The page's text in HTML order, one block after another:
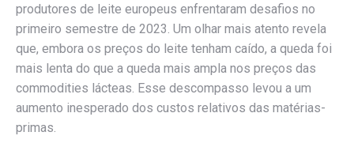
produtores de leite europeus enfrentaram desafios no
primeiro semestre de 2023. Um olhar mais atento revela
que, embora os preços do leite tenham caído, a queda foi
mais lenta do que a queda mais ampla nos preços das
commodities lácteas. Esse descompasso levou a um
aumento inesperado dos custos relativos das matérias-
primas.